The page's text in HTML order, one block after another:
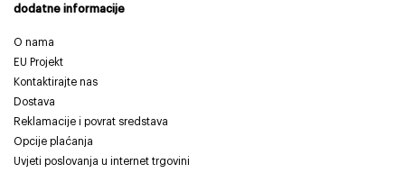
dodatne informacije
O nama
EU Projekt
Kontaktirajte nas
Dostava
Reklamacije i povrat sredstava
Opcije plaćanja
Uvjeti poslovanja u internet trgovini